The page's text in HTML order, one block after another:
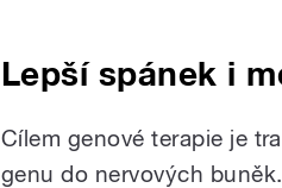
Lepší spánek i
Cílem genové terapie je
genu do nervových